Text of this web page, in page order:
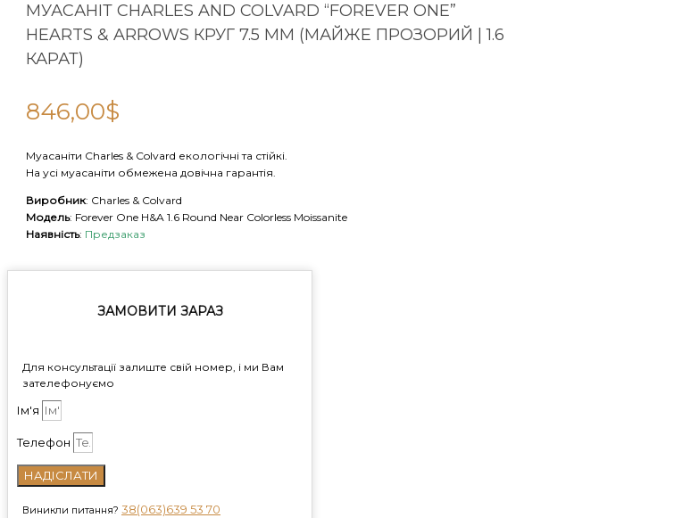
МУАСАНІТ CHARLES AND COLVARD “FOREVER ONE”
HEARTS & ARROWS КРУГ 7.5 ММ (МАЙЖЕ ПРОЗОРИЙ | 1.6
КАРАТ)
846,00$
Муасаніти Charles & Colvard екологічні та стійкі.
На усі муасаніти обмежена довічна гарантія.
Виробник: Charles & Colvard
Модель: Forever One H&A 1.6 Round Near Colorless Moissanite
Наявність: Предзаказ
ЗАМОВИТИ ЗАРАЗ
Для консультації залиште свій номер, і ми Вам
зателефонуємо
Ім'я
Телефон
НАДІСЛАТИ
Виникли питання? 38(063)639 53 70